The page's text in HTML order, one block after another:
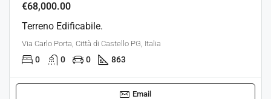
€68,000.00
Terreno Edificabile.
Via Carlo Porta, Città di Castello PG, Italia
0 0 0 863
Email